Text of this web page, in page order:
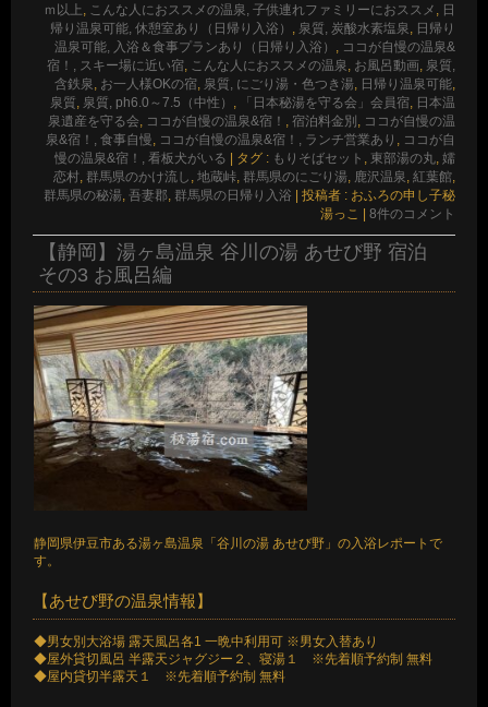
ｍ以上
こんな人におススメの温泉, 子供連れファミリーにおススメ
日
帰り温泉可能, 休憩室あり（日帰り入浴）
泉質, 炭酸水素塩泉
日帰り
温泉可能, 入浴＆食事プランあり（日帰り入浴）
ココが自慢の温泉&
宿！, スキー場に近い宿
こんな人におススメの温泉 お風呂動画 泉質,
含鉄泉 お一人様OKの宿 泉質, にごり湯・色つき湯 日帰り温泉可能
泉質 泉質, ph6.0～7.5（中性） 「日本秘湯を守る会」会員宿 日本温
泉遺産を守る会
ココが自慢の温泉&宿！ 宿泊料金別
ココが自慢の温
泉&宿！, 食事自慢
ココが自慢の温泉&宿！, ランチ営業あり
ココが自
慢の温泉&宿！, 看板犬がいる | タグ : もりそばセット 東部湯の丸 嬬
恋村 群馬県のかけ流し 地蔵峠 群馬県のにごり湯 鹿沢温泉 紅葉館
群馬県の秘湯 吾妻郡 群馬県の日帰り入浴 | 投稿者 : おふろの申し子秘
湯っこ | 8件のコメント
【静岡】湯ヶ島温泉 谷川の湯 あせび野 宿泊
その3 お風呂編
静岡県伊豆市ある湯ヶ島温泉「谷川の湯 あせび野」の入浴レポートで
す。
【あせび野の温泉情報】
◆男女別大浴場 露天風呂各1 一晩中利用可 ※男女入替あり
◆屋外貸切風呂 半露天ジャグジー２、寝湯１ ※先着順予約制 無料
◆屋内貸切半露天１ ※先着順予約制 無料